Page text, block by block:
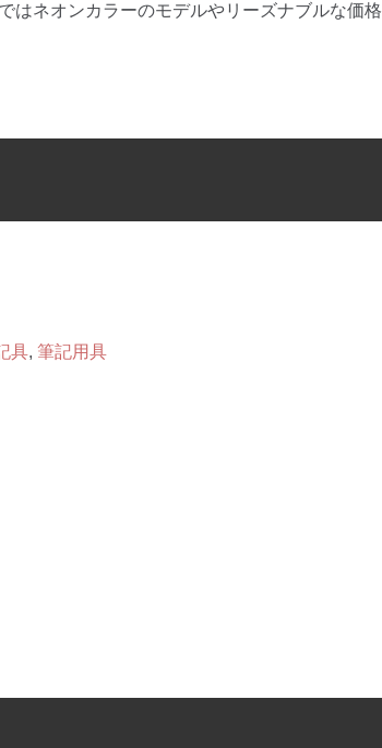
はネオンカラーのモデルやリーズナブルな価格
具, 筆記用具